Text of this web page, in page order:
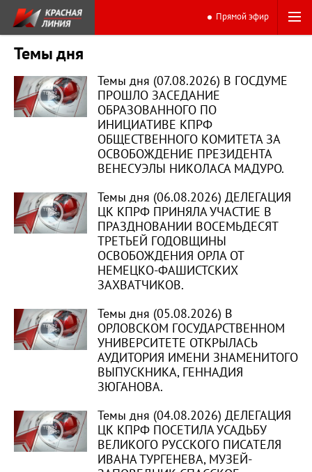
Прямой эфир
Темы дня
Темы дня (07.08.2026) В ГОСДУМЕ
ПРОШЛО ЗАСЕДАНИЕ
ОБРАЗОВАННОГО ПО
ИНИЦИАТИВЕ КПРФ
ОБЩЕСТВЕННОГО КОМИТЕТА ЗА
ОСВОБОЖДЕНИЕ ПРЕЗИДЕНТА
ВЕНЕСУЭЛЫ НИКОЛАСА МАДУРО.
Темы дня (06.08.2026) ДЕЛЕГАЦИЯ
ЦК КПРФ ПРИНЯЛА УЧАСТИЕ В
ПРАЗДНОВАНИИ ВОСЕМЬДЕСЯТ
ТРЕТЬЕЙ ГОДОВЩИНЫ
ОСВОБОЖДЕНИЯ ОРЛА ОТ
НЕМЕЦКО-ФАШИСТСКИХ
ЗАХВАТЧИКОВ.
Темы дня (05.08.2026) В
ОРЛОВСКОМ ГОСУДАРСТВЕННОМ
УНИВЕРСИТЕТЕ ОТКРЫЛАСЬ
АУДИТОРИЯ ИМЕНИ ЗНАМЕНИТОГО
ВЫПУСКНИКА, ГЕННАДИЯ
ЗЮГАНОВА.
Темы дня (04.08.2026) ДЕЛЕГАЦИЯ
ЦК КПРФ ПОСЕТИЛА УСАДЬБУ
ВЕЛИКОГО РУССКОГО ПИСАТЕЛЯ
ИВАНА ТУРГЕНЕВА, МУЗЕЙ-